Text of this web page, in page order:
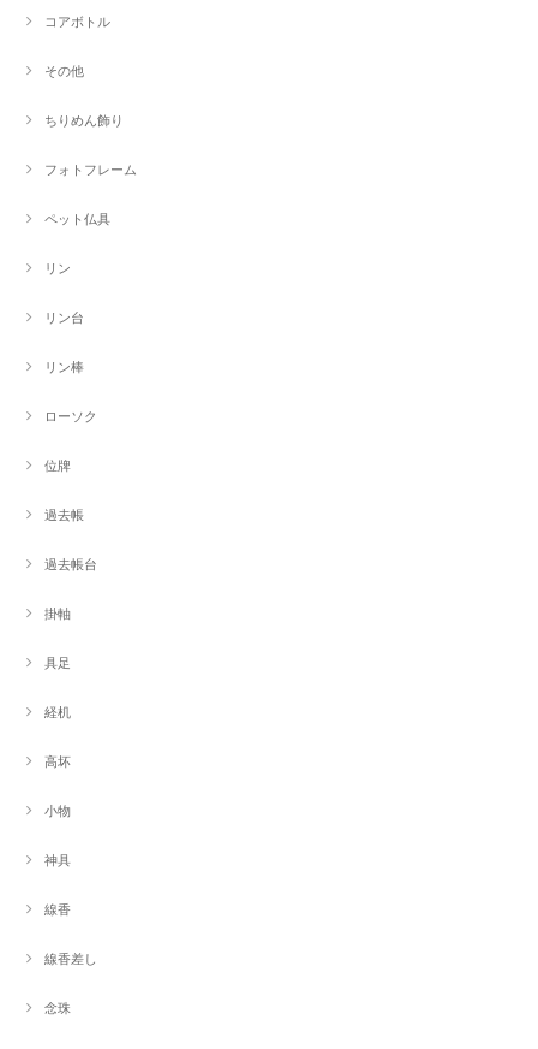
コアボトル
その他
ちりめん飾り
フォトフレーム
ペット仏具
リン
リン台
リン棒
ローソク
位牌
過去帳
過去帳台
掛軸
具足
経机
高坏
小物
神具
線香
線香差し
念珠